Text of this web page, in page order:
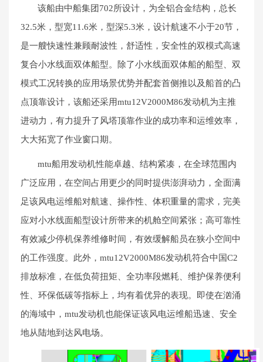
该船由中船集团702所设计，为全铝合金结构，总长
32.5米，型宽11.6米，型深5.3米，设计航速不小于20节，
是一艘快速性兼顾耐波性，舒适性，安全性的双模式高速
复合小水线面双体船型。除了小水线面双体船的船型、双
模式工况转换的应用场景优势并配套首侧推以及船首的凸
点顶靠设计，该船还采用mtu12V2000M86发动机为主推
进动力，有力提升了风塔顶靠作业的成功率和运维效率，
大大拓宽了作业窗口期。
mtu船用发动机性能卓越、结构紧凑，在全球范围内
广泛应用，在空间占用更少的同时提供澎湃动力，全面满
足该风电运维船对航速、操作性、体积重量的需求，完美
应对小水线面船型设计所带来的机舱空间紧张；高可靠性
有效减少停机保养维修时间，有效缓解船员在狭小空间中
的工作强度。此外，mtu12V2000M86发动机符合中国C2
排放标准，在低负荷扭矩、全功率段燃耗、维护保养便利
性、环保低碳等指标上，均有着优异的表现。即使在汹涌
的海域中，mtu发动机也能保证该风电运维船迅速、安全
地从陆地到达风电场。